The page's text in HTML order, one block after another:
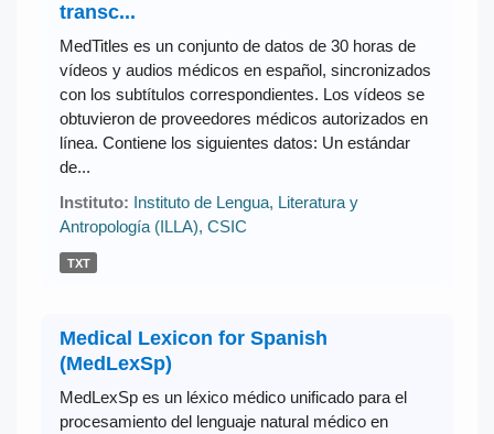
transc...
MedTitles es un conjunto de datos de 30 horas de
vídeos y audios médicos en español, sincronizados
con los subtítulos correspondientes. Los vídeos se
obtuvieron de proveedores médicos autorizados en
línea. Contiene los siguientes datos: Un estándar
de...
Instituto: Instituto de Lengua, Literatura y
Antropología (ILLA), CSIC
TXT
Medical Lexicon for Spanish
(MedLexSp)
MedLexSp es un léxico médico unificado para el
procesamiento del lenguaje natural médico en